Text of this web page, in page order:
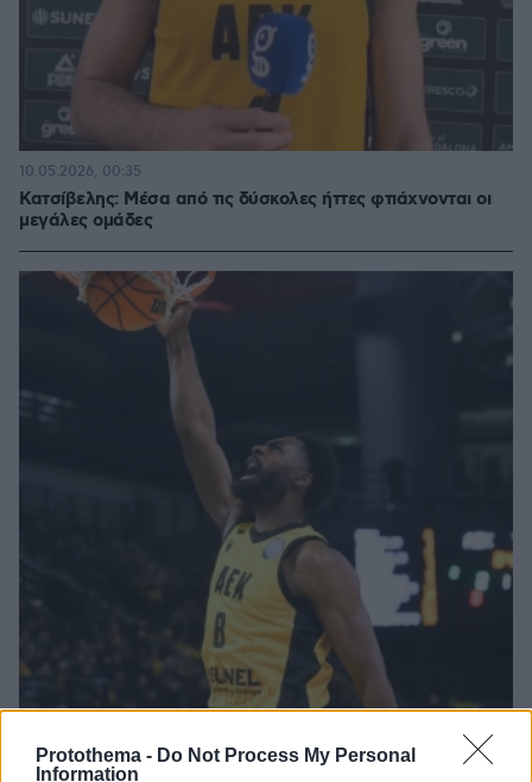
Protothema - Do Not Process My Personal
Information
Κατσίβελης: Μέσα από τις δύσκολες ήττες φτιάχνονται οι
μεγάλες ομάδες
10.05.2026, 00:35